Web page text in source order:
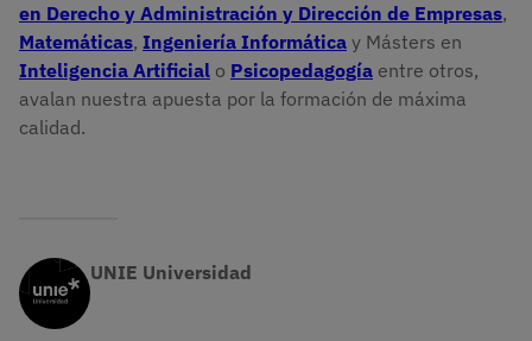
en Derecho y Administración y Dirección de Empresas,
Matemáticas, Ingeniería Informática y Másters en
Inteligencia Artificial o Psicopedagogía entre otros,
avalan nuestra apuesta por la formación de máxima
calidad.
UNIE Universidad